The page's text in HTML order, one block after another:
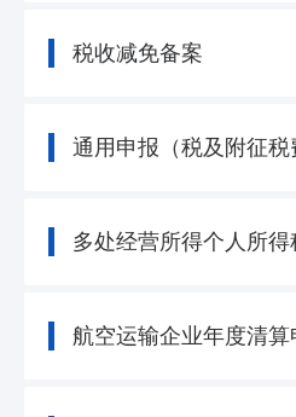
税收减免备案
通用申报（税及附征税
多处经营所得个人所
航空运输企业年度清算